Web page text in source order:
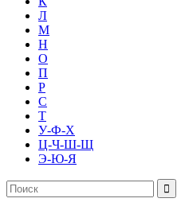
Л
М
Н
О
П
Р
С
Т
У-Ф-Х
Ц-Ч-Ш-Щ
Э-Ю-Я